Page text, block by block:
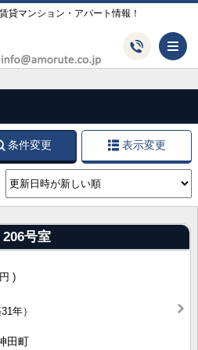
貸マンション・アパート情報！
条件変更 表示変更
206号室
31年）
田町